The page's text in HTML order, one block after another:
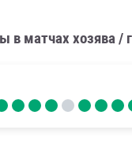
в матчах хозява /